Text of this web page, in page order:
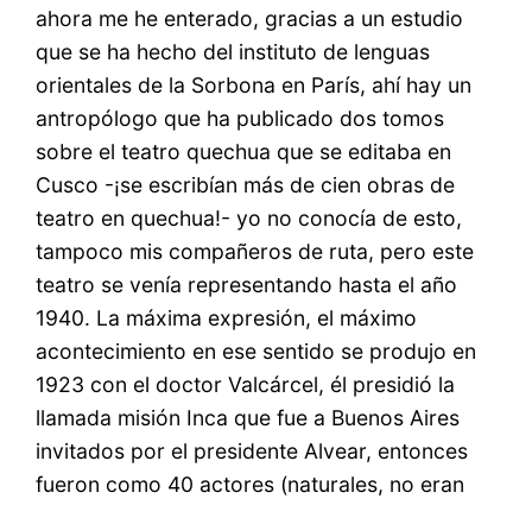
ahora me he enterado, gracias a un estudio
que se ha hecho del instituto de lenguas
orientales de la Sorbona en París, ahí hay un
antropólogo que ha publicado dos tomos
sobre el teatro quechua que se editaba en
Cusco -¡se escribían más de cien obras de
teatro en quechua!- yo no conocía de esto,
tampoco mis compañeros de ruta, pero este
teatro se venía representando hasta el año
1940. La máxima expresión, el máximo
acontecimiento en ese sentido se produjo en
1923 con el doctor Valcárcel, él presidió la
llamada misión Inca que fue a Buenos Aires
invitados por el presidente Alvear, entonces
fueron como 40 actores (naturales, no eran